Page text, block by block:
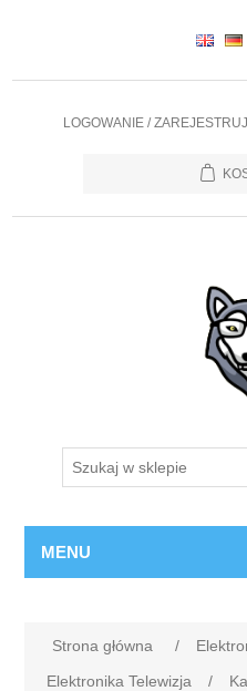
LOGOWANIE /
MENU
Strona główna /
Elektronika Telewizja
/